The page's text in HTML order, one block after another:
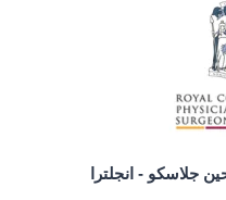
جلاسكو - انجلترا